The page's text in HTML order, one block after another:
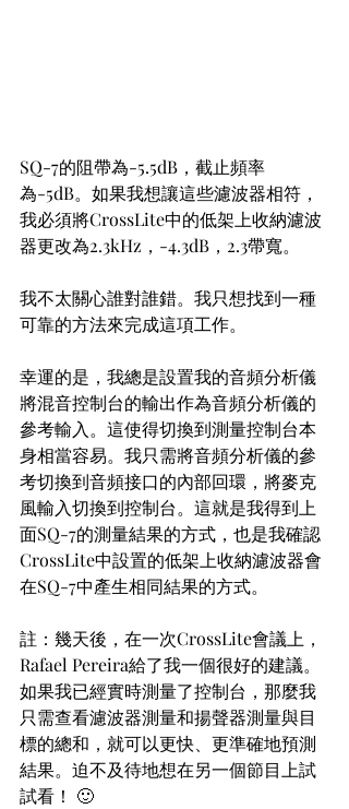
SQ-7的阻帶為-5.5dB，截止頻率
為-5dB。如果我想讓這些濾波器相符，
我必須將CrossLite中的低架上收納濾波
器更改為2.3kHz，-4.3dB，2.3帶寬。
我不太關心誰對誰錯。我只想找到一種
可靠的方法來完成這項工作。
幸運的是，我總是設置我的音頻分析儀
將混音控制台的輸出作為音頻分析儀的
參考輸入。這使得切換到測量控制台本
身相當容易。我只需將音頻分析儀的參
考切換到音頻接口的內部回環，將麥克
風輸入切換到控制台。這就是我得到上
面SQ-7的測量結果的方式，也是我確認
CrossLite中設置的低架上收納濾波器會
在SQ-7中產生相同結果的方式。
註：幾天後，在一次CrossLite會議上，
Rafael Pereira給了我一個很好的建議。
如果我已經實時測量了控制台，那麼我
只需查看濾波器測量和揚聲器測量與目
標的總和，就可以更快、更準確地預測
結果。迫不及待地想在另一個節目上試
試看！ 🙂